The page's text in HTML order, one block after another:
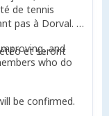
de tennis
pas à Dorval.
et seront
and
who do
be confirmed.